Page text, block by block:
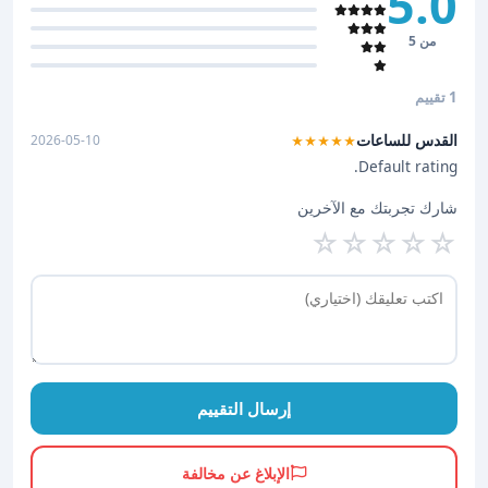
من 5
1 تقييم
القدس للساعات★★★★★
2026-05-10
Default rating.
شارك تجربتك مع الآخرين
☆
☆
☆
☆
☆
إرسال التقييم
الإبلاغ عن مخالفة